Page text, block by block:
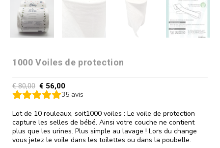
1000 Voiles de protection
€80,00 € 56,00
35 avis
Lot de 10 rouleaux, soit1000 voiles : Le voile de protection
capture les selles de bébé. Ainsi votre couche ne contient
plus que les urines. Plus simple au lavage ! Lors du change
vous jetez le voile dans les toilettes ou dans la poubelle.